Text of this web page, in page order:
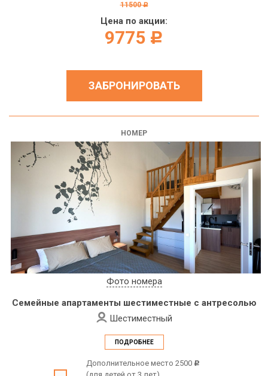
11500 c
Цена по акции:
9775 c
ЗАБРОНИРОВАТЬ
НОМЕР
Фото номера
Семейные апартаменты шестиместные с антресолью
Шестиместный
ПОДРОБНЕЕ
Дополнительное место 2500 c